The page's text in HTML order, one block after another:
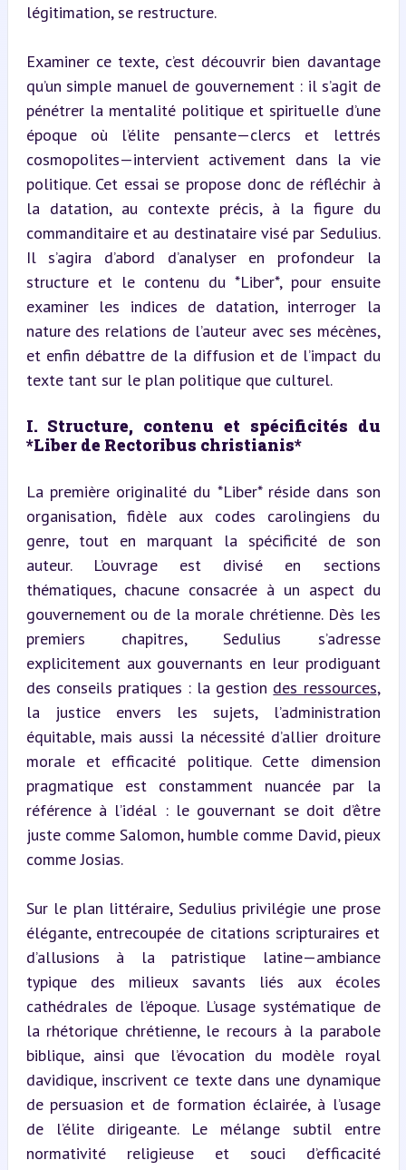
légitimation, se restructure.
Examiner ce texte, c’est découvrir bien davantage
qu’un simple manuel de gouvernement : il s’agit de
pénétrer la mentalité politique et spirituelle d’une
époque où l’élite pensante—clercs et lettrés
cosmopolites—intervient activement dans la vie
politique. Cet essai se propose donc de réfléchir à
la datation, au contexte précis, à la figure du
commanditaire et au destinataire visé par Sedulius.
Il s’agira d’abord d’analyser en profondeur la
structure et le contenu du *Liber*, pour ensuite
examiner les indices de datation, interroger la
nature des relations de l’auteur avec ses mécènes,
et enfin débattre de la diffusion et de l’impact du
texte tant sur le plan politique que culturel.
I. Structure, contenu et spécificités du
*Liber de Rectoribus christianis*
La première originalité du *Liber* réside dans son
organisation, fidèle aux codes carolingiens du
genre, tout en marquant la spécificité de son
auteur. L’ouvrage est divisé en sections
thématiques, chacune consacrée à un aspect du
gouvernement ou de la morale chrétienne. Dès les
premiers chapitres, Sedulius s’adresse
explicitement aux gouvernants en leur prodiguant
des conseils pratiques : la gestion des ressources,
la justice envers les sujets, l’administration
équitable, mais aussi la nécessité d’allier droiture
morale et efficacité politique. Cette dimension
pragmatique est constamment nuancée par la
référence à l’idéal : le gouvernant se doit d’être
juste comme Salomon, humble comme David, pieux
comme Josias.
Sur le plan littéraire, Sedulius privilégie une prose
élégante, entrecoupée de citations scripturaires et
d’allusions à la patristique latine—ambiance
typique des milieux savants liés aux écoles
cathédrales de l’époque. L’usage systématique de
la rhétorique chrétienne, le recours à la parabole
biblique, ainsi que l’évocation du modèle royal
davidique, inscrivent ce texte dans une dynamique
de persuasion et de formation éclairée, à l’usage
de l’élite dirigeante. Le mélange subtil entre
normativité religieuse et souci d’efficacité